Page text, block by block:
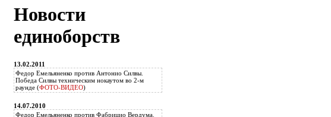
Новости
единоборств
13.02.2011
Федор Емельяненко против Антонио Силвы.
Победа Силвы техническим нокаутом во 2-м
раунде (ФОТО-ВИДЕО)
14.07.2010
Федор Емельяненко против Фабрицио Вердума.